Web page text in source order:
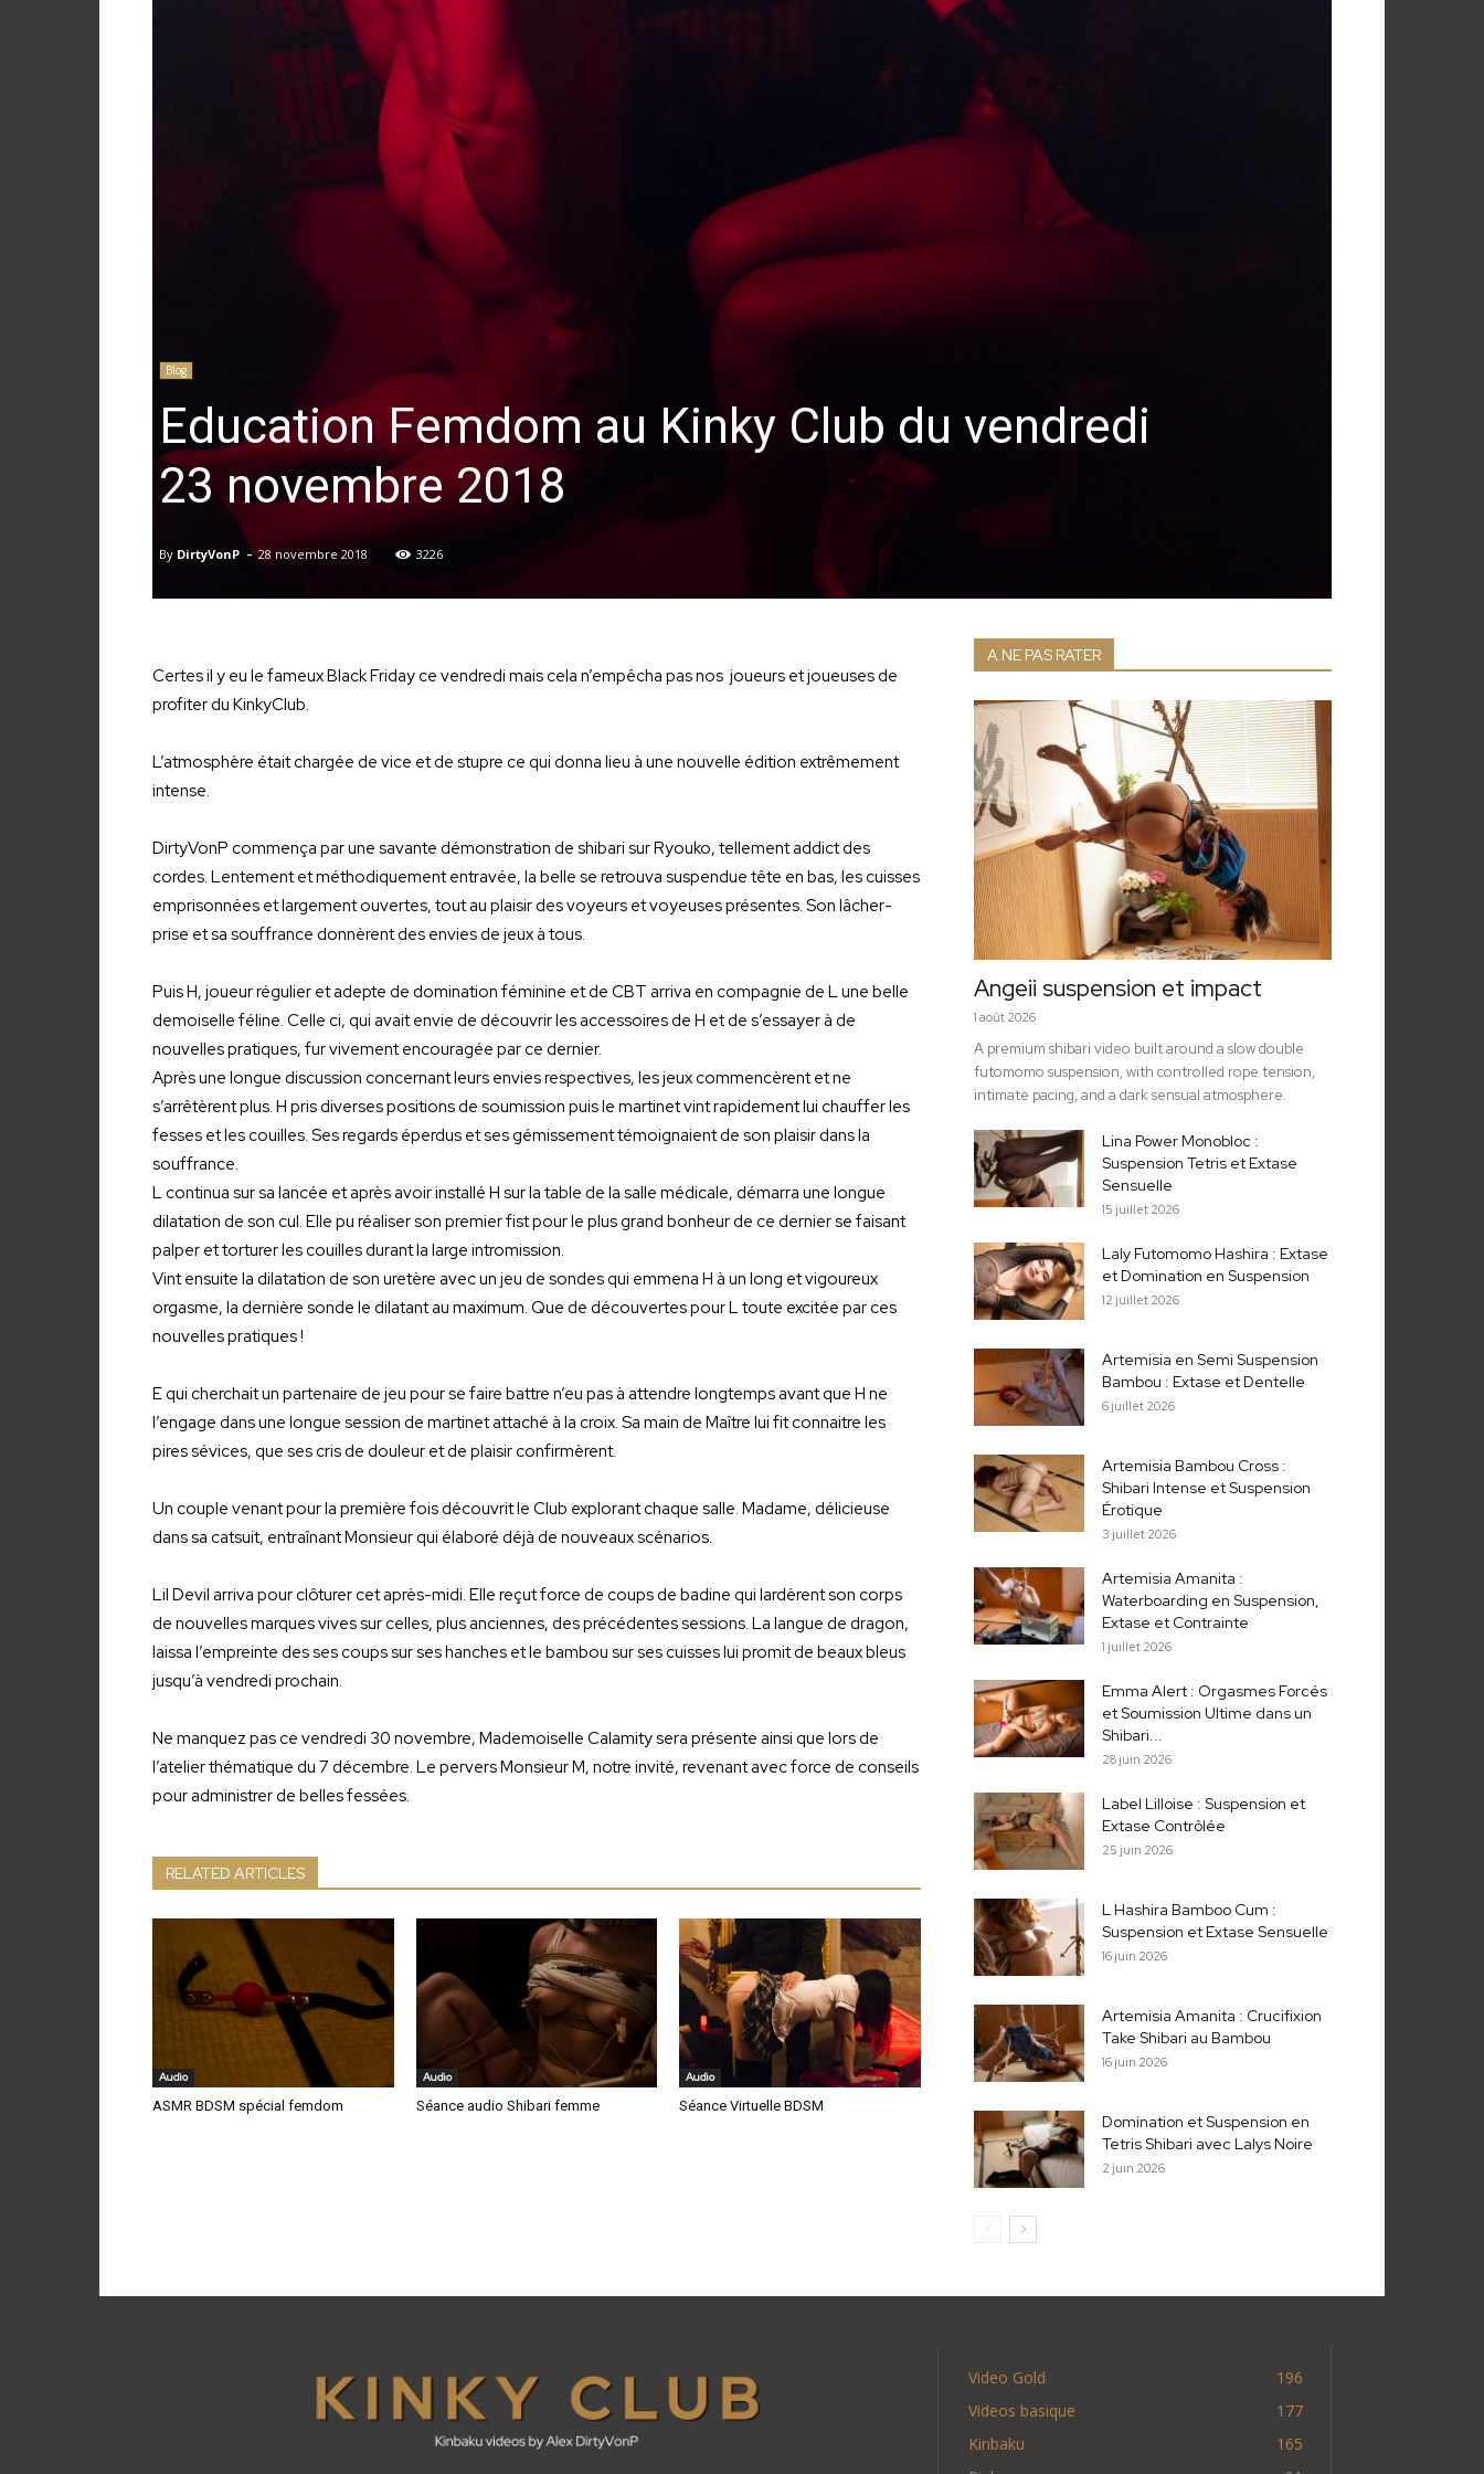
Blog
Education Femdom au Kinky Club du vendredi
23 novembre 2018
By DirtyVonP - 28 novembre 2018 3226
Certes il y eu le fameux Black Friday ce vendredi mais cela n’empêcha pas nos joueurs et joueuses de
profiter du KinkyClub.
L’atmosphère était chargée de vice et de stupre ce qui donna lieu à une nouvelle édition extrêmement
intense.
DirtyVonP commença par une savante démonstration de shibari sur Ryouko, tellement addict des
cordes. Lentement et méthodiquement entravée, la belle se retrouva suspendue tête en bas, les cuisses
emprisonnées et largement ouvertes, tout au plaisir des voyeurs et voyeuses présentes. Son lâcher-
prise et sa souffrance donnèrent des envies de jeux à tous.
Puis H, joueur régulier et adepte de domination féminine et de CBT arriva en compagnie de L une belle
demoiselle féline. Celle ci, qui avait envie de découvrir les accessoires de H et de s’essayer à de
nouvelles pratiques, fur vivement encouragée par ce dernier.
Après une longue discussion concernant leurs envies respectives, les jeux commencèrent et ne
s’arrêtèrent plus. H pris diverses positions de soumission puis le martinet vint rapidement lui chauffer les
fesses et les couilles. Ses regards éperdus et ses gémissement témoignaient de son plaisir dans la
souffrance.
L continua sur sa lancée et après avoir installé H sur la table de la salle médicale, démarra une longue
dilatation de son cul. Elle pu réaliser son premier fist pour le plus grand bonheur de ce dernier se faisant
palper et torturer les couilles durant la large intromission.
Vint ensuite la dilatation de son uretère avec un jeu de sondes qui emmena H à un long et vigoureux
orgasme, la dernière sonde le dilatant au maximum. Que de découvertes pour L toute excitée par ces
nouvelles pratiques !
E qui cherchait un partenaire de jeu pour se faire battre n’eu pas à attendre longtemps avant que H ne
l’engage dans une longue session de martinet attaché à la croix. Sa main de Maître lui fit connaitre les
pires sévices, que ses cris de douleur et de plaisir confirmèrent.
Un couple venant pour la première fois découvrit le Club explorant chaque salle. Madame, délicieuse
dans sa catsuit, entraînant Monsieur qui élaboré déjà de nouveaux scénarios.
Lil Devil arriva pour clôturer cet après-midi. Elle reçut force de coups de badine qui lardèrent son corps
de nouvelles marques vives sur celles, plus anciennes, des précédentes sessions. La langue de dragon,
laissa l’empreinte des ses coups sur ses hanches et le bambou sur ses cuisses lui promit de beaux bleus
jusqu’à vendredi prochain.
Ne manquez pas ce vendredi 30 novembre, Mademoiselle Calamity sera présente ainsi que lors de
l’atelier thématique du 7 décembre. Le pervers Monsieur M, notre invité, revenant avec force de conseils
pour administrer de belles fessées.
RELATED ARTICLES
Audio
ASMR BDSM spécial femdom
Audio
Séance audio Shibari femme
Audio
Séance Virtuelle BDSM
A NE PAS RATER
Angeii suspension et impact
1 août 2026
A premium shibari video built around a slow double
futomomo suspension, with controlled rope tension,
intimate pacing, and a dark sensual atmosphere.
Lina Power Monobloc :
Suspension Tetris et Extase
Sensuelle
15 juillet 2026
Laly Futomomo Hashira : Extase
et Domination en Suspension
12 juillet 2026
Artemisia en Semi Suspension
Bambou : Extase et Dentelle
6 juillet 2026
Artemisia Bambou Cross :
Shibari Intense et Suspension
Érotique
3 juillet 2026
Artemisia Amanita :
Waterboarding en Suspension,
Extase et Contrainte
1 juillet 2026
Emma Alert : Orgasmes Forcés
et Soumission Ultime dans un
Shibari...
28 juin 2026
Label Lilloise : Suspension et
Extase Contrôlée
25 juin 2026
L Hashira Bamboo Cum :
Suspension et Extase Sensuelle
16 juin 2026
Artemisia Amanita : Crucifixion
Take Shibari au Bambou
16 juin 2026
Domination et Suspension en
Tetris Shibari avec Lalys Noire
2 juin 2026
Video Gold
196
Videos basique
177
Kinbaku
165